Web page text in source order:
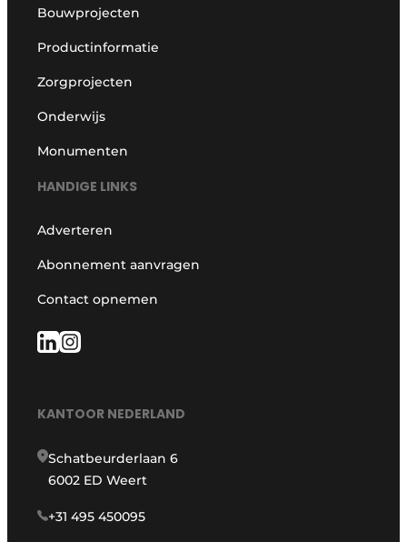
Bouwprojecten
Productinformatie
Zorgprojecten
Onderwijs
Monumenten
HANDIGE LINKS
Adverteren
Abonnement aanvragen
Contact opnemen
KANTOOR NEDERLAND
Schatbeurderlaan 6
6002 ED Weert
+31 495 450095